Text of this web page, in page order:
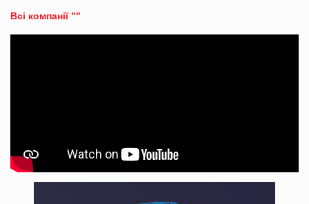
Всі компанії ""